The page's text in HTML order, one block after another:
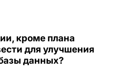
кроме плана
для улучшения
данных?